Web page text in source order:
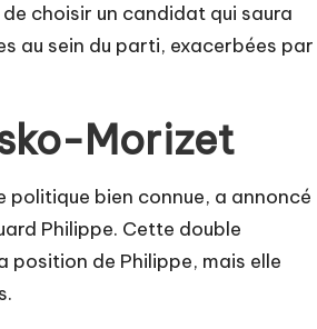
choisir un candidat qui saura
au sein du parti, exacerbées par
Morizet
politique bien connue, a annoncé
Philippe. Cette double
de Philippe, mais elle